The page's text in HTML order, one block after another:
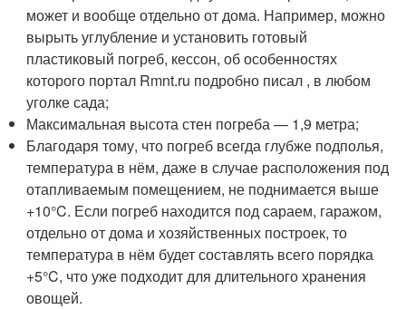
может и вообще отдельно от дома. Например, можно
вырыть углубление и установить готовый
пластиковый погреб, кессон, об особенностях
которого портал Rmnt.ru подробно писал , в любом
уголке сада;
Максимальная высота стен погреба — 1,9 метра;
Благодаря тому, что погреб всегда глубже подполья,
температура в нём, даже в случае расположения под
отапливаемым помещением, не поднимается выше
+10°C. Если погреб находится под сараем, гаражом,
отдельно от дома и хозяйственных построек, то
температура в нём будет составлять всего порядка
+5°C, что уже подходит для длительного хранения
овощей.